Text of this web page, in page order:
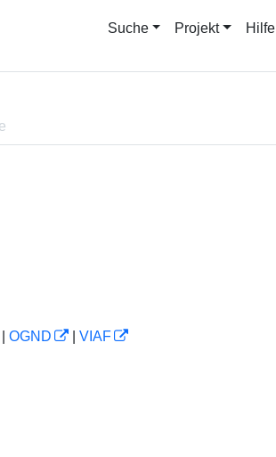
Suche Projekt Hilfe
OGND
VIAF